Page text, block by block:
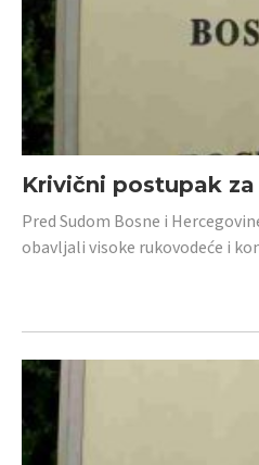
Krivični postupak
Pred Sudom Bosne i
obavljali visoke rukovodeće i